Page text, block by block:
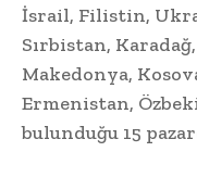
İsrail, Filistin,
Sırbistan,
Makedonya,
Ermenistan,
bulunduğu 15